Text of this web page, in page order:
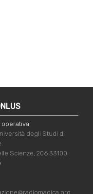
operativa
degli Studi di
Scienze, 206 33100